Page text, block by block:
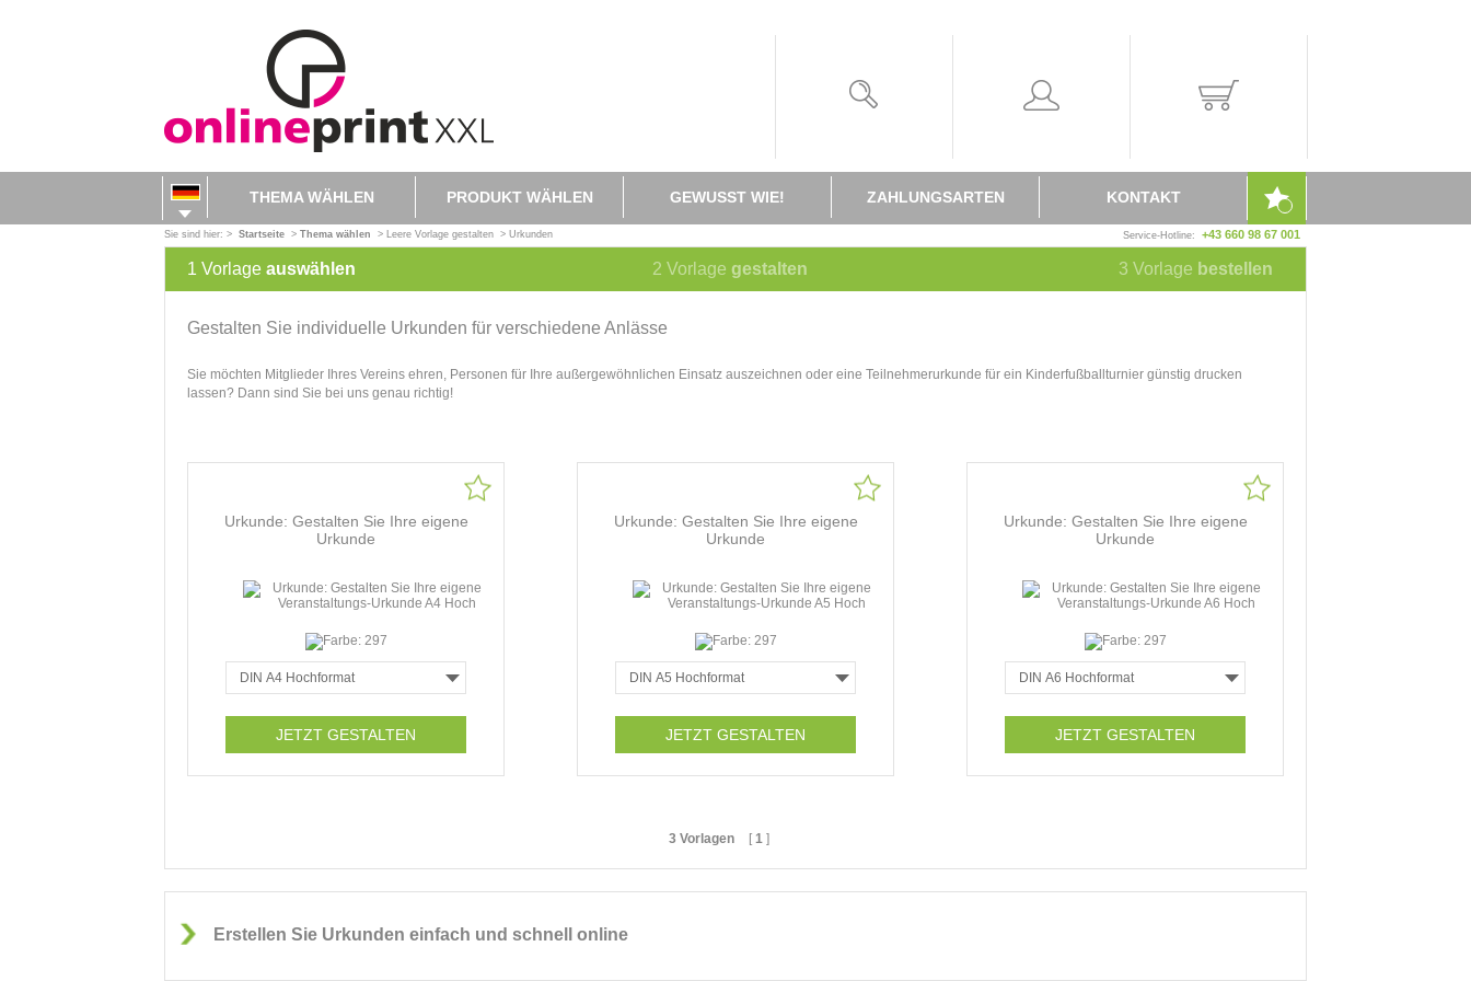
THEMA WÄHLEN PRODUKT WÄHLEN GEWUSST WIE! ZAHLUNGSARTEN KONTAKT
Sie sind hier: > Startseite > Thema wählen > Leere Vorlage gestalten > Urkunden Service-Hotline: +43 660 98 67 001
1 Vorlage auswählen 2 Vorlage gestalten 3 Vorlage bestellen
Gestalten Sie individuelle Urkunden für verschiedene Anlässe
Sie möchten Mitglieder Ihres Vereins ehren, Personen für Ihre außergewöhnlichen Einsatz auszeichnen oder eine Teilnehmerurkunde für ein Kinderfußballturnier günstig drucken
lassen? Dann sind Sie bei uns genau richtig!
Urkunde: Gestalten Sie Ihre eigene
Urkunde
JETZT GESTALTEN
Urkunde: Gestalten Sie Ihre eigene
Urkunde
JETZT GESTALTEN
Urkunde: Gestalten Sie Ihre eigene
Urkunde
JETZT GESTALTEN
3 Vorlagen [ 1 ]
Erstellen Sie Urkunden einfach und schnell online